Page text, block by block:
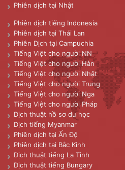
Phiên dịch tại Nhật
Phiên dịch tiếng Indonesia
Phiên dịch tại Thái Lan
Phiên Dịch tại Campuchia
Tiếng Việt cho người NN
Tiếng Việt cho người Hàn
Tiếng Việt cho người Nhật
Tiếng Việt cho người Trung
Tiếng Việt cho người Nga
Tiếng Việt cho người Pháp
Dịch thuật hồ sơ du học
Dịch tiếng Myanmar
Phiên dịch tại Ấn Độ
Phiên dịch tại Bắc Kinh
Dịch thuật tiếng La Tinh
Dịch thuật tiếng Bungary